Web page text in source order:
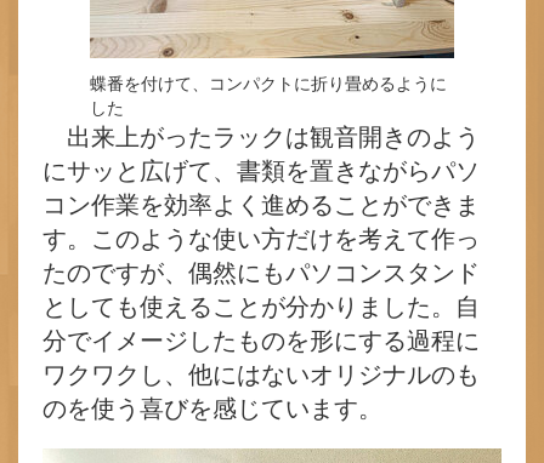
蝶番を付けて、コンパクトに折り畳めるように
した
出来上がったラックは観音開きのよう
にサッと広げて、書類を置きながらパソ
コン作業を効率よく進めることができま
す。このような使い方だけを考えて作っ
たのですが、偶然にもパソコンスタンド
としても使えることが分かりました。自
分でイメージしたものを形にする過程に
ワクワクし、他にはないオリジナルのも
のを使う喜びを感じています。